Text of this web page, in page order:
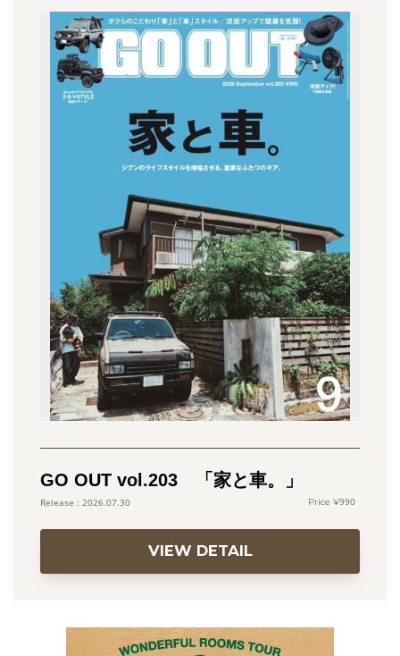
GO OUT vol.203 「家と車。」
2026.07.30 990
VIEW DETAIL